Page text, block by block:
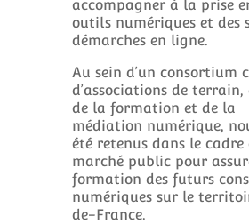
accompagner à la prise
outils numériques et des
démarches en ligne.
Au sein d’un consortium
d’associations de terrain,
de la formation et de la
médiation numérique,
été retenus dans le cadre
marché public pour
formation des futurs
numériques sur le
de-France.